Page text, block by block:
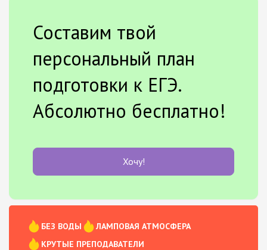
Составим твой
персональный план
подготовки к ЕГЭ.
Абсолютно бесплатно!
Хочу!
БЕЗ ВОДЫ
ЛАМПОВАЯ АТМОСФЕРА
КРУТЫЕ ПРЕПОДАВАТЕЛИ